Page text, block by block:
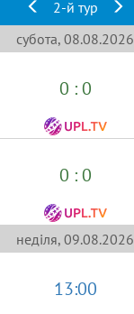
2-й тур
субота, 08.08.2026
0 : 0
0 : 0
неділя, 09.08.2026
13:00